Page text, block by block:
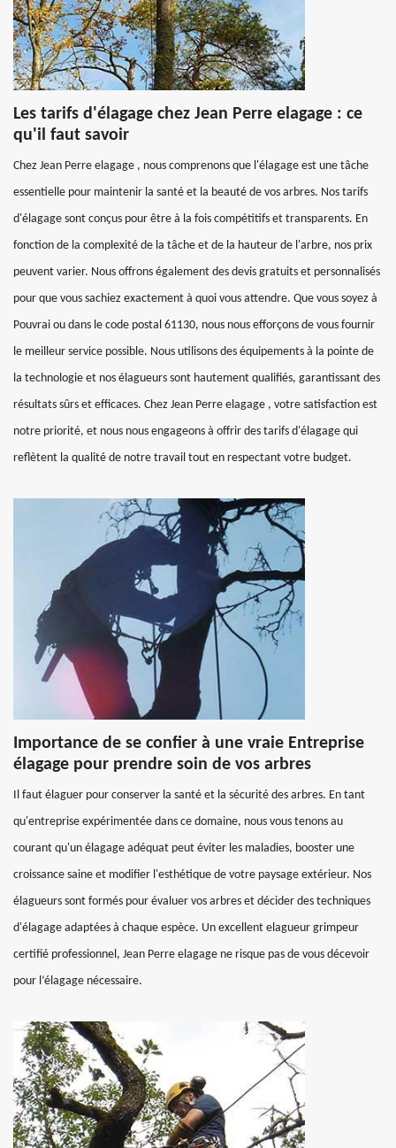
Les tarifs d'élagage chez Jean Perre elagage : ce
qu'il faut savoir
Chez Jean Perre elagage , nous comprenons que l'élagage est une tâche
essentielle pour maintenir la santé et la beauté de vos arbres. Nos tarifs
d'élagage sont conçus pour être à la fois compétitifs et transparents. En
fonction de la complexité de la tâche et de la hauteur de l'arbre, nos prix
peuvent varier. Nous offrons également des devis gratuits et personnalisés
pour que vous sachiez exactement à quoi vous attendre. Que vous soyez à
Pouvrai ou dans le code postal 61130, nous nous efforçons de vous fournir
le meilleur service possible. Nous utilisons des équipements à la pointe de
la technologie et nos élagueurs sont hautement qualifiés, garantissant des
résultats sûrs et efficaces. Chez Jean Perre elagage , votre satisfaction est
notre priorité, et nous nous engageons à offrir des tarifs d'élagage qui
reflètent la qualité de notre travail tout en respectant votre budget.
Importance de se confier à une vraie Entreprise
élagage pour prendre soin de vos arbres
Il faut élaguer pour conserver la santé et la sécurité des arbres. En tant
qu'entreprise expérimentée dans ce domaine, nous vous tenons au
courant qu'un élagage adéquat peut éviter les maladies, booster une
croissance saine et modifier l'esthétique de votre paysage extérieur. Nos
élagueurs sont formés pour évaluer vos arbres et décider des techniques
d'élagage adaptées à chaque espèce. Un excellent elagueur grimpeur
certifié professionnel, Jean Perre elagage ne risque pas de vous décevoir
pour l’élagage nécessaire.